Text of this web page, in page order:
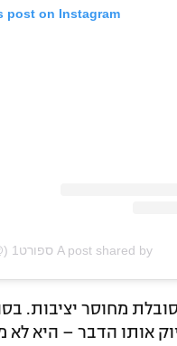
post on Instagram
A post shared by ספורט1 (@sport1sport2)
סובלת מחוסר יציבות.
אותו הדבר – היא לא